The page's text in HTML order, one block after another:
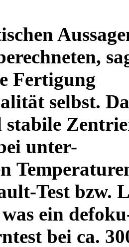
Fertigung
selbst.
stabile
unter-
Test bzw.
ein
bei ca.